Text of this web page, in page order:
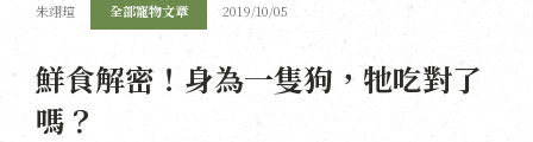
朱翊瑄 全部寵物文章 2019/10/05
鮮食解密！身為一隻狗，牠吃對了
嗎？